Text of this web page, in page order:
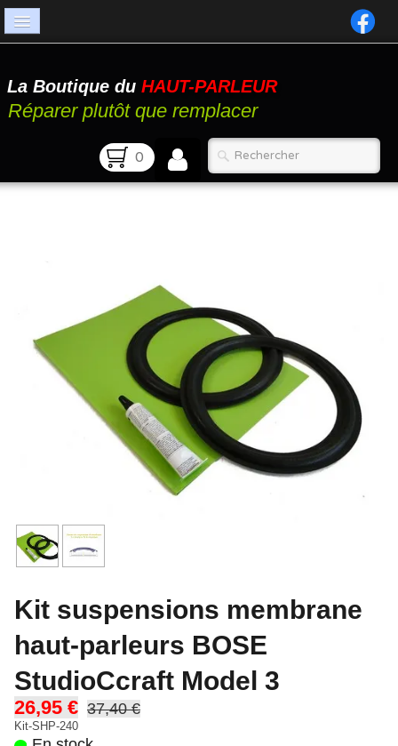
Catalogue
Atelier
La Boutique du HAUT-PARLEUR
Réparer plutôt que remplacer
0
Kit suspensions membrane
haut-parleurs BOSE
StudioCcraft Model 3
26,95 € 37,40 €
Kit-SHP-240